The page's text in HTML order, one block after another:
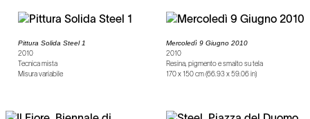
Pittura Solida Steel 1
2010
Tecnica mista
Misura variabile
Mercoledì 9 Giugno 2010
2010
Resina, pigmento e smalto su tela
170 x 150 cm (66.93 x 59.06 in)